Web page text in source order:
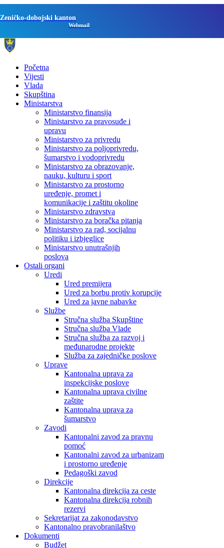
Zeničko-dobojski kanton
Webmail
Početna
Vijesti
Vlada
Skupština
Ministarstva
Ministarstvo finansija
Ministarstvo za pravosuđe i
upravu
Ministarstvo za privredu
Ministarstvo za poljoprivredu,
šumarstvo i vodoprivredu
Ministarstvo za obrazovanje,
nauku, kulturu i sport
Ministarstvo za prostorno
uređenje, promet i
komunikacije i zaštitu okoline
Ministarstvo zdravstva
Ministarstvo za boračka pitanja
Ministarstvo za rad, socijalnu
politiku i izbjeglice
Ministarstvo unutrašnjih
poslova
Ostali organi
Uredi
Ured premijera
Ured za borbu protiv korupcije
Ured za javne nabavke
Službe
Stručna služba Skupštine
Stručna služba Vlade
Stručna služba za razvoj i
međunarodne projekte
Služba za zajedničke poslove
Uprave
Kantonalna uprava za
inspekcijske poslove
Kantonalna uprava civilne
zaštite
Kantonalna uprava za
šumarstvo
Zavodi
Kantonalni zavod za pravnu
pomoć
Kantonalni zavod za urbanizam
i prostorno uređenje
Pedagoški zavod
Direkcije
Kantonalna direkcija za ceste
Kantonalna direkcija robnih
rezervi
Sekretarijat za zakonodavstvo
Kantonalno pravobranilaštvo
Dokumenti
Budžet